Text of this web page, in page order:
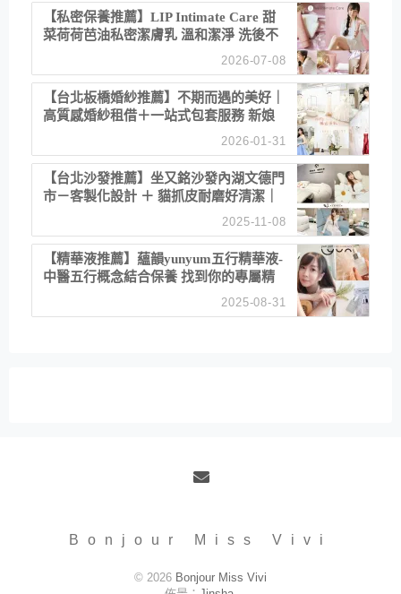
【私密保養推薦】LIP Intimate Care 甜
菜荷荷芭油私密潔膚乳 溫和潔淨 洗後不
2026-07-08
【台北板橋婚紗推薦】不期而遇的美好｜
高質感婚紗租借＋一站式包套服務 新娘
2026-01-31
【台北沙發推薦】坐又銘沙發內湖文德門
市－客製化設計 ＋ 貓抓皮耐磨好清潔｜
直營直銷、價格透明 高CP值打造夢想
2025-11-08
【精華液推薦】蘊韻yunyum五行精華液-
中醫五行概念結合保養 找到你的專屬精
華！ 水㊀土㊀就選「潤・賦精華」維持
2025-08-31
Bonjour Miss Vivi
© 2026 Bonjour Miss Vivi